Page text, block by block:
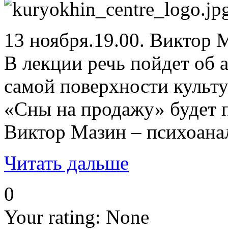
13 ноября.19.00. Виктор
В лекции речь пойдет об
самой поверхности
«Сны на продажу» будет
Виктор Мазин –
Читать дальше
0
Your rating: None